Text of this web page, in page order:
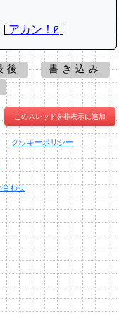
アカン！0
後
書き込み
このスレッドを非表示に追加
クッキーポリシー
合わせ